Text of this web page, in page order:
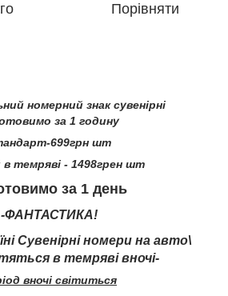
Порівняти
номерний знак сувенірні
за 1 годину
699грн шт
в темряві - 1498грен шт
за 1 день
-ФАНТАСТИКА!
Сувенірні номери на авто\
в темряві вночі-
вночі світиться